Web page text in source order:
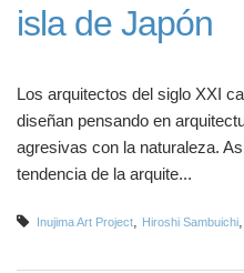
isla de Japón
Los arquitectos del siglo XXI
diseñan pensando en
agresivas con la naturaleza.
tendencia de la arquite...
Inujima Art Project, Hiroshi Sambuichi,